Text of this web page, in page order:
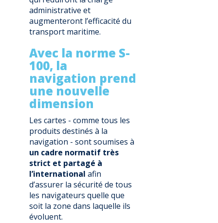
administrative et
augmenteront l’efficacité du
transport maritime.
Avec la norme S-
100, la
navigation prend
une nouvelle
dimension
Les cartes - comme tous les
produits destinés à la
navigation - sont soumises à
un cadre normatif très
strict et partagé à
l’international afin
d’assurer la sécurité de tous
les navigateurs quelle que
soit la zone dans laquelle ils
évoluent.